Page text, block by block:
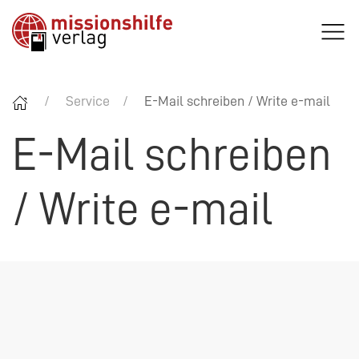
Service E-Mail schreiben / Write e-mail
E-Mail schreiben
/ Write e-mail